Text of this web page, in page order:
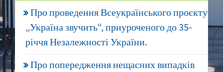
Про проведення Всеукраїнського проєкту
„Україна звучить“, приуроченого до 35-
річчя Незалежності України.
Про попередження нещасних випадків